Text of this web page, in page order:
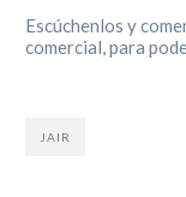
Escúchenlos y
comercial, para
JAIR